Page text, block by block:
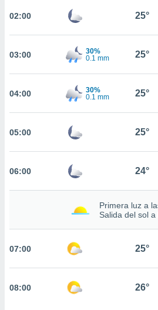
permite
coste.
botón
a la
todas
nos
y análisis
y
en
más
ACEPTAR
02:00 25°
03:00
30%
0.1 mm
25°
04:00
30%
0.1 mm
25°
05:00 25°
06:00 24°
Primera luz a
Salida del sol a
07:00 25°
08:00 26°